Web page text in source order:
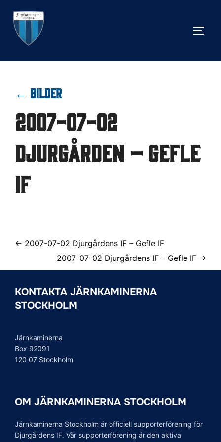
innehåll
← BILDER
2007-07-02
Djurgården – Gefle
IF
← 2007-07-02 Djurgårdens IF – Gefle IF
2007-07-02 Djurgårdens IF – Gefle IF →
KONTAKTA JÄRNKAMINERNA
STOCKHOLM
Järnkaminerna
Box 92091
120 07 Stockholm
OM JÄRNKAMINERNA STOCKHOLM
Järnkaminerna Stockholm är officiell supporterförening för
Djurgårdens IF. Vår supporterförening är den aktiva